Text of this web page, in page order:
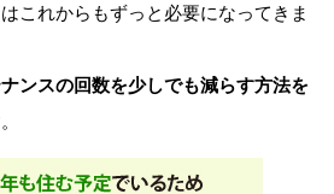
これからもずっと必要になってきま
ナンスの回数を少しでも減らす方法を